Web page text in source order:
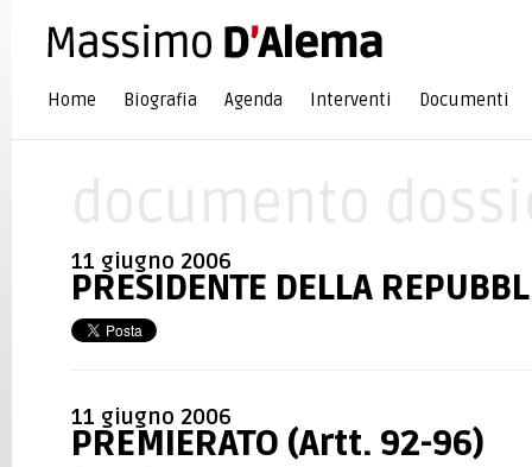
Home Biografia Agenda Interventi Documenti
11 giugno 2006
PRESIDENTE DELLA
11 giugno 2006
PREMIERATO (Artt. 92-96)